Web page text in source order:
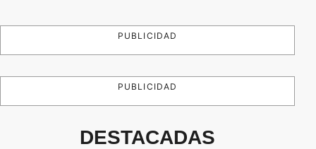
PUBLICIDAD
PUBLICIDAD
DESTACADAS